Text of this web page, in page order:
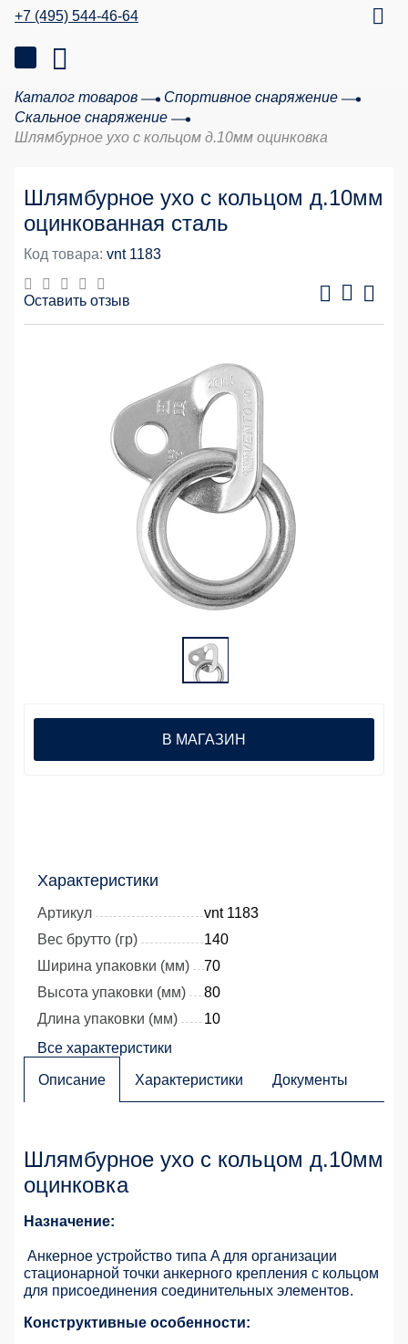
+7 (495) 544-46-64
Каталог товаров
Спортивное снаряжение
Скальное снаряжение
Шлямбурное ухо с кольцом д.10мм оцинковка
Шлямбурное ухо с кольцом д.10мм
оцинкованная сталь
Код товара: vnt 1183
Оставить отзыв
Характеристики
Артикул
vnt 1183
Вес брутто (гр)
140
Ширина упаковки (мм)
70
Высота упаковки (мм)
80
Длина упаковки (мм)
10
Все характеристики
В МАГАЗИН
Описание Характеристики Документы
Шлямбурное ухо с кольцом д.10мм
оцинковка
Назначение:
Анкерное устройство типа A для организации
стационарной точки анкерного крепления с кольцом
для присоединения соединительных элементов.
Конструктивные особенности: